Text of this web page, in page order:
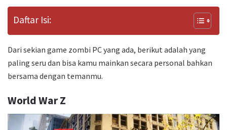
Daftar Isi:
Dari sekian game zombi PC yang ada, berikut adalah yang
paling seru dan bisa kamu mainkan secara personal bahkan
bersama dengan temanmu.
World War Z